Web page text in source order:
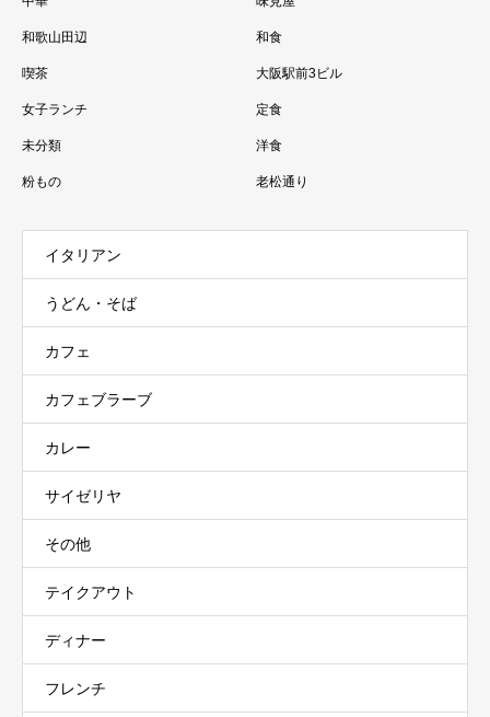
和歌山田辺 和食
喫茶 大阪駅前3ビル
女子ランチ 定食
未分類 洋食
粉もの 老松通り
イタリアン
うどん・そば
カフェ
カフェブラーブ
カレー
サイゼリヤ
その他
テイクアウト
ディナー
フレンチ